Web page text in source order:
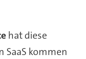
hat diese
SaaS kommen